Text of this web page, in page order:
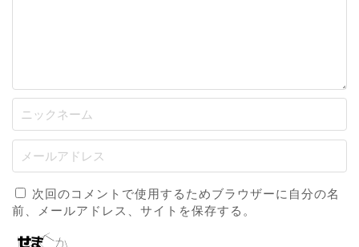
次回のコメントで使用するためブラウザーに自分の名
前、メールアドレス、サイトを保存する。